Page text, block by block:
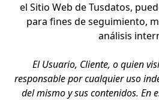
el Sitio Web de Tusdatos,
para fines de seguimiento,
análisis
El Usuario, Cliente, o quien
responsable por cualquier uso
del mismo y sus contenidos. En